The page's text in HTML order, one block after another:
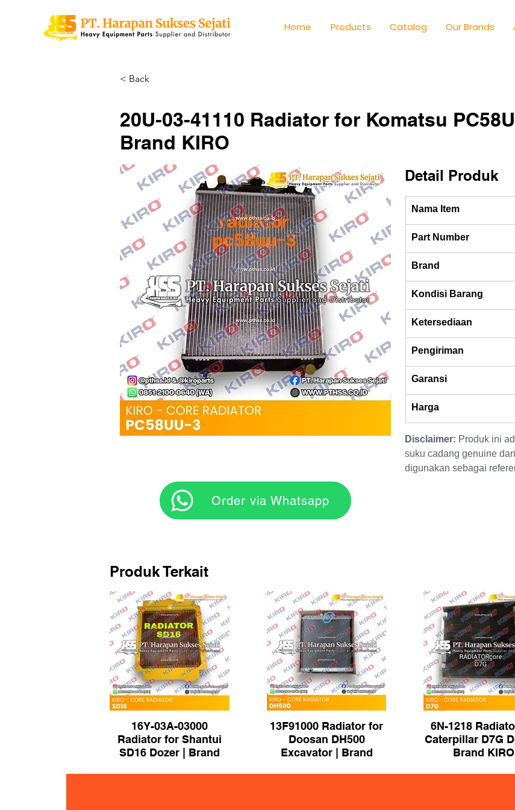
Home Products Catalog Our Brands
< Back
20U-03-41110 Radiator for Komatsu
Brand KIRO
Detail Produk
Nama Item
Part Number
Brand
Kondisi Barang
Ketersediaan
Pengiriman
Garansi
Harga
Disclaimer: Produk ini
suku cadang genuine
digunakan sebagai
‎ ‎ ‎‎‎ ‎ ‎ ‎ ‎ Order via Whatsapp
Produk Terkait
16Y-03A-03000
Radiator for Shantui
SD16 Dozer | Brand
13F91000 Radiator for
Doosan DH500
Excavator | Brand
6N-1218
Caterpillar D7G
Brand KIRO